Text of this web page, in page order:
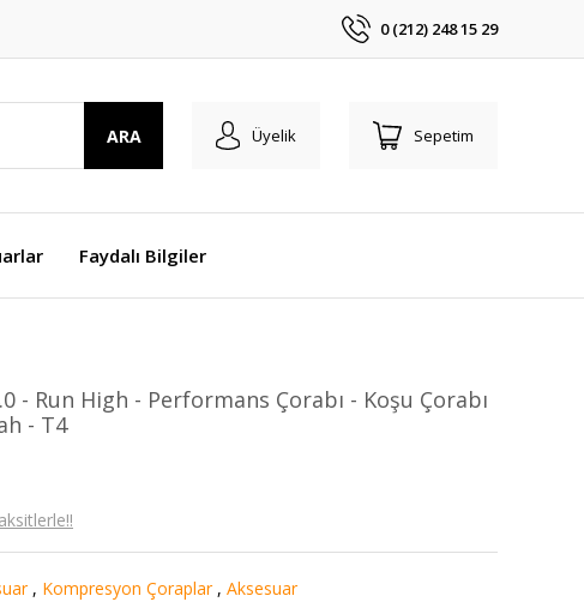
0 (212) 248 15 29
ARA Üyelik Sepetim
Faydalı Bilgiler
- Run High - Performans Çorabı - Koşu Çorabı
- T4
, Kompresyon Çoraplar , Aksesuar